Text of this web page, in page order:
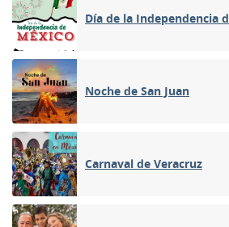
Día de la Independencia
Noche de San Juan
Carnaval de Veracruz